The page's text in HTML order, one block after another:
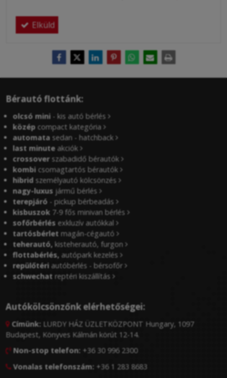
Elküld
Bérautó flottánk:
olcsó mini - kis autó bérlés
közép compact kategória
automata sedan - hatchback
last minute akciók
crossover szabadidő bérautók
kombi csomagtartós bérautók
hibrid személyautó kölcsönzés
nagy-luxus jármű bérlés
terepjáró - pickup bérbeadás
kisbuszok 7-9 fős minivan bérlés
sofőrbérlés exkluzív autókkal
tartósbérlet magán-cégautó
teherautó, kisteherautó, furgon
flottabérlés, autópark kezelés
repülőtéri autóbérlés - bérsofőr
schwechat reptéri kiszállítás
Autókölcsönzőnk elérhetőségei:
 Címünk: LURDY HÁZ ÜZLETKÖZPONT Hungary, 1097
Budapest, Könyves Kálmán körút 12-14.
 Non-stop telefon: +36 30 996 2300
 Vonalas telefonszám: +36 1 283 8683